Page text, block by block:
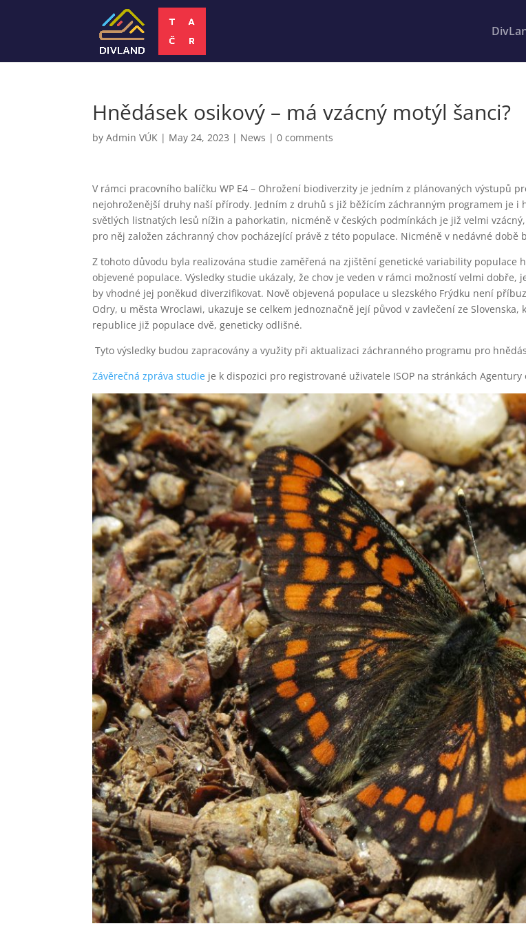
Hnědásek osikový – má vzácný motýl šanci?
byAdmin VÚK | May 24, 2023 | News |0 comments
V rámci pracovního balíčku WP E4 – Ohrožení biodiverzity je jedním z plánovaných výstupů
nejohroženější druhy naší přírody. Jedním z druhů s již běžícím záchranným programem je i
světlých listnatých lesů nížin a pahorkatin, nicméně v českých podmínkách je již velmi
pro něj založen záchranný chov pocházející právě z této populace. Nicméně v nedávné
Z tohoto důvodu byla realizována studie zaměřená na zjištění genetické variability populace
objevené populace. Výsledky studie ukázaly, že chov je veden v rámci možností velmi
by vhodné jej poněkud diverzifikovat. Nově objevená populace u slezského Frýdku není
Odry, u města Wroclawi, ukazuje se celkem jednoznačně její původ v zavlečení ze
republice již populace dvě, geneticky odlišné.
Tyto výsledky budou zapracovány a využity při aktualizaci záchranného programu pro
Závěrečná zpráva studie je k dispozici pro registrované uživatele ISOP na stránkách